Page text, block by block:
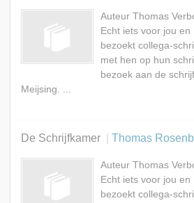
Auteur Thomas
Echt iets voor jou en
bezoekt collega-
met hen op hun
bezoek aan de
Meijsing. ...
De Schrijfkamer Thomas
Auteur Thomas
Echt iets voor jou en
bezoekt collega-